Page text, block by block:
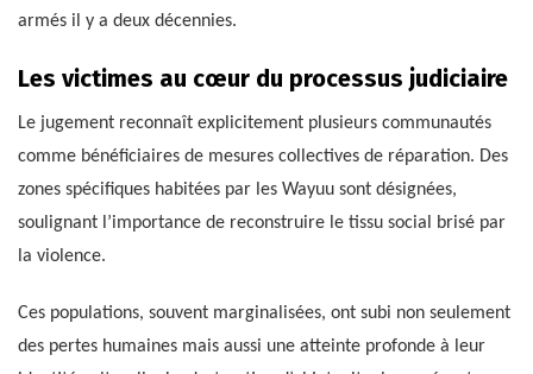
armés il y a deux décennies.
Les victimes au cœur du processus judiciaire
Le jugement reconnaît explicitement plusieurs communautés
comme bénéficiaires de mesures collectives de réparation. Des
zones spécifiques habitées par les Wayuu sont désignées,
soulignant l’importance de reconstruire le tissu social brisé par
la violence.
Ces populations, souvent marginalisées, ont subi non seulement
des pertes humaines mais aussi une atteinte profonde à leur